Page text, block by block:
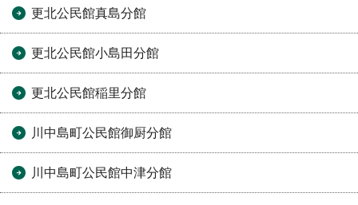
更北公民館真島分館
更北公民館小島田分館
更北公民館稲里分館
川中島町公民館御厨分館
川中島町公民館中津分館